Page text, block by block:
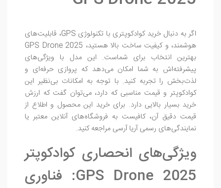
اگر به دنبال خرید کوادکوپتری با تکنولوژی GPS، قابلیت‌های
هوشمند، و کیفیت ساخت بالا هستید، GPS Drone 2025
بهترین انتخاب برای شماست. این مدل با ویژگی‌های
پیشرفته‌اش به شما امکان می‌دهد که پروازی حرفه‌ای و
لذت‌بخش را تجربه کنید. با توجه به امکانات بی‌نظیر این
کوادکوپتر و قیمت مناسبی که دارد، می‌توان گفت که ارزش
خرید بسیار بالایی دارد. برای خرید این محصول و اطلاع از
قیمت دقیق آن، کافیست به فروشگاه‌های آنلاین معتبر یا
نمایندگی‌های رسمی آریا آرسی مراجعه کنید.
ویژگی‌های انحصاری کوادکوپتر
GPS Drone 2025: فناوری